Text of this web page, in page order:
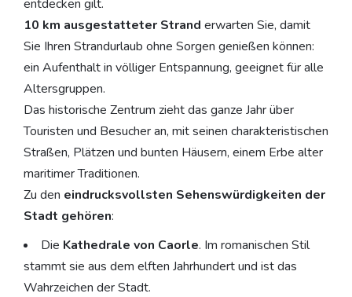
entdecken gilt.
10 km ausgestatteter Strand erwarten Sie, damit
Sie Ihren Strandurlaub ohne Sorgen genießen können:
ein Aufenthalt in völliger Entspannung, geeignet für alle
Altersgruppen.
Das historische Zentrum zieht das ganze Jahr über
Touristen und Besucher an, mit seinen charakteristischen
Straßen, Plätzen und bunten Häusern, einem Erbe alter
maritimer Traditionen.
Zu den eindrucksvollsten Sehenswürdigkeiten der
Stadt gehören:
Die Kathedrale von Caorle. Im romanischen Stil
stammt sie aus dem elften Jahrhundert und ist das
Wahrzeichen der Stadt.